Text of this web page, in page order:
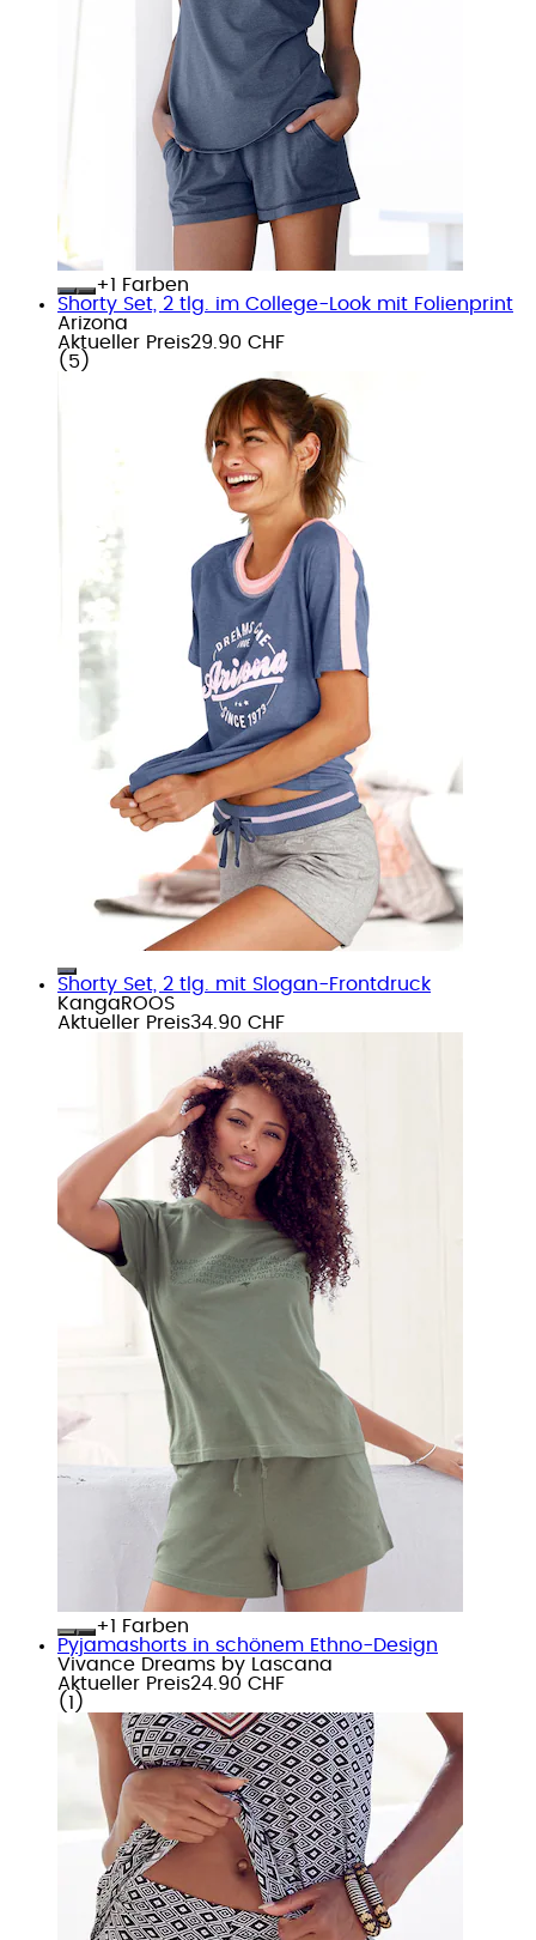
+
Farben
Shorty Set, 2 tlg. im College-Look mit Folienprint
Arizona
Aktueller Preis29.90 CHF
( 5 )
Shorty Set, 2 tlg. mit Slogan-Frontdruck
KangaROOS
Aktueller Preis34.90 CHF
+
Farben
Pyjamashorts in schönem Ethno-Design
Vivance Dreams by Lascana
Aktueller Preis24.90 CHF
( 1 )